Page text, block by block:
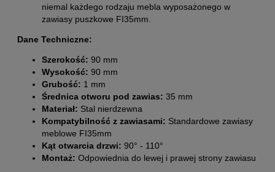
niemal każdego rodzaju mebla wyposażonego w
zawiasy puszkowe FI35mm.
Dane Techniczne:
Szerokość: 90 mm
Wysokość: 90 mm
Grubość: 1 mm
Średnica otworu pod zawias: 35 mm
Materiał: Stal nierdzewna
Kompatybilność z zawiasami: Standardowe zawiasy
meblowe FI35mm
Kąt otwarcia drzwi: 90° - 110°
Montaż: Odpowiednia do lewej i prawej strony zawiasu